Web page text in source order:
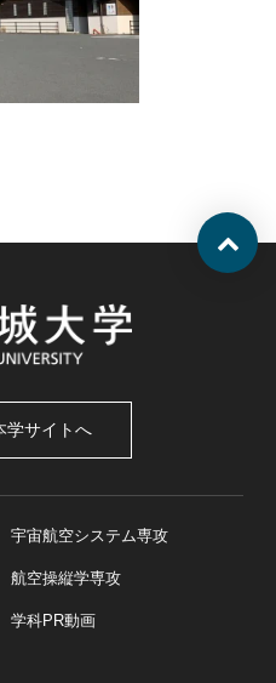
学サイトへ
宇宙航空システム専攻
航空操縦学専攻
学科PR動画